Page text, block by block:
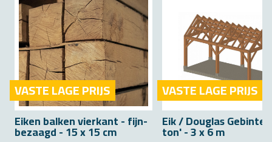
VASTE LAGE PRIJS
Eiken bal­ken vier­kant - fijn­
be­zaagd - 15 x 15 cm
VASTE LAGE PRIJS
Eik / Dou­g­las
ton' - 3 x 6 m